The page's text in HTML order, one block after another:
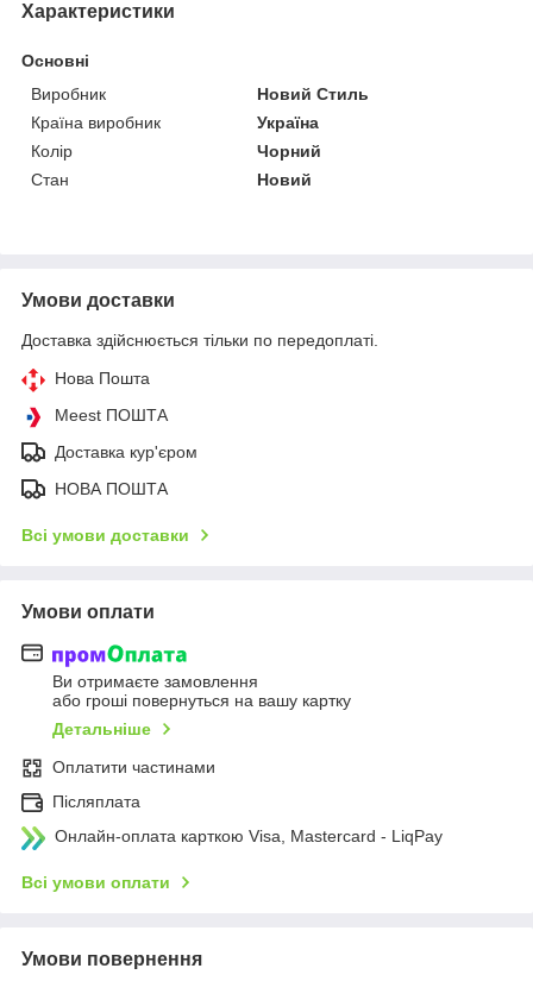
Характеристики
Основні
Виробник
Новий Стиль
Країна виробник
Україна
Колір
Чорний
Стан
Новий
Умови доставки
Доставка здійснюється тільки по передоплаті.
Нова Пошта
Meest ПОШТА
Доставка кур'єром
НОВА ПОШТА
Всі умови доставки
Умови оплати
Ви отримаєте замовлення
або гроші повернуться на вашу картку
Детальніше
Оплатити частинами
Післяплата
Онлайн-оплата карткою Visa, Mastercard - LiqPay
Всі умови оплати
Умови повернення